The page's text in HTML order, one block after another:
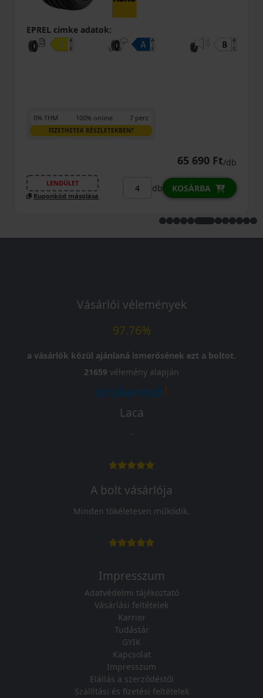
EPREL cimke adatok:
0% THM 100% online 7 perc
FIZETHETEK RÉSZLETEKBEN?
65 690 Ft/db
LENDÜLET
Kuponkód másolása
db KOSÁRBA
Vásárlói vélemények
97.76%
a vásárlók közül ajánlaná ismerősének ezt a boltot.
21659 vélemény alapján
Laca
-
A bolt vásárlója
Minden tökéletesen működik.
Impresszum
Adatvédelmi tájékoztató
Vásárlási feltételek
Karrier
Tudástár
GYIK
Kapcsolat
Impresszum
Elállás a szerződéstől
Szállítási és fizetési feltételek